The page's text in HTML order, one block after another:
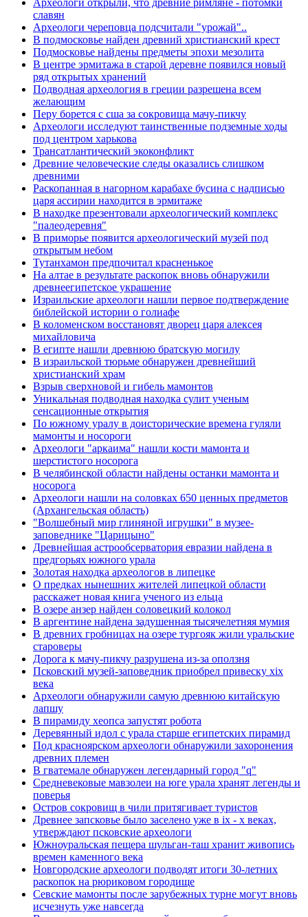
Археологи открыли, что древние римляне - потомки
славян
Археологи череповца подсчитали "урожай"..
В подмосковье найден древний христианский крест
Подмосковье найдены предметы эпохи мезолита
В центре эрмитажа в старой деревне появился новый
ряд открытых хранений
Подводная археология в греции разрешена всем
желающим
Перу борется с сша за сокровища мачу-пикчу
Археологи исследуют таинственные подземные ходы
под центром харькова
Трансатлантический экоконфликт
Древние человеческие следы оказались слишком
древними
Раскопанная в нагорном карабахе бусина с надписью
царя ассирии находится в эрмитаже
В находке презентовали археологический комплекс
"палеодеревня"
В приморье появится археологический музей под
открытым небом
Тутанхамон предпочитал красненькое
На алтае в результате раскопок вновь обнаружили
древнеегипетское украшение
Израильские археологи нашли первое подтверждение
библейской истории о голиафе
В коломенском восстановят дворец царя алексея
михайловича
В египте нашли древнюю братскую могилу
В израильской тюрьме обнаружен древнейший
христианский храм
Взрыв сверхновой и гибель мамонтов
Уникальная подводная находка сулит ученым
сенсационные открытия
По южному уралу в доисторические времена гуляли
мамонты и носороги
Археологи "аркаима" нашли кости мамонта и
шерстистого носорога
В челябинской области найдены останки мамонта и
носорога
Археологи нашли на соловках 650 ценных предметов
(Архангельская область)
"Волшебный мир глиняной игрушки" в музее-
заповеднике "Царицыно"
Древнейшая астрообсерватория евразии найдена в
предгорьях южного урала
Золотая находка археологов в липецке
О предках нынешних жителей липецкой области
расскажет новая книга ученого из ельца
В озере анзер найден соловецкий колокол
В аргентине найдена задушенная тысячелетняя мумия
В древних гробницах на озере тургояк жили уральские
староверы
Дорога к мачу-пикчу разрушена из-за оползня
Псковский музей-заповедник приобрел привеску xix
века
Археологи обнаружили самую древнюю китайскую
лапшу
В пирамиду хеопса запустят робота
Деревянный идол с урала старше египетских пирамид
Под красноярском археологи обнаружили захоронения
древних племен
В гватемале обнаружен легендарный город "q"
Средневековые мавзолеи на юге урала хранят легенды и
поверья
Остров сокровищ в чили притягивает туристов
Древнее запсковье было заселено уже в ix - x веках,
утверждают псковские археологи
Южноуральская пещера шульган-таш хранит живопись
времен каменного века
Новгородские археологи подводят итоги 30-летних
раскопок на рюриковом городище
Севские мамонты после зарубежных турне могут вновь
исчезнуть уже навсегда